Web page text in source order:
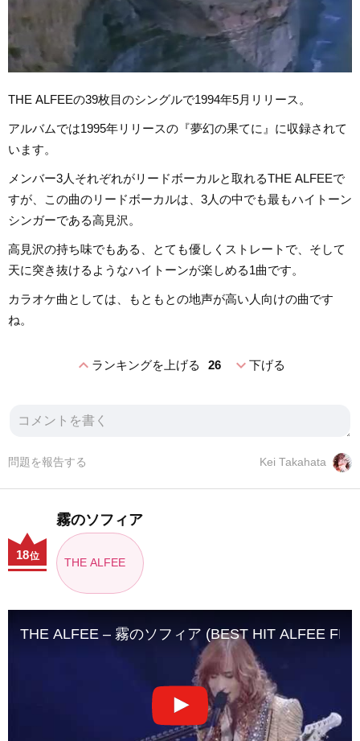
THE ALFEEの39枚目のシングルで1994年5月リリース。
アルバムでは1995年リリースの『夢幻の果てに』に収録されて
います。
メンバー3人それぞれがリードボーカルと取れるTHE ALFEEで
すが、この曲のリードボーカルは、3人の中でも最もハイトーン
シンガーである高見沢。
高見沢の持ち味でもある、とても優しくストレートで、そして
天に突き抜けるようなハイトーンが楽しめる1曲です。
カラオケ曲としては、もともとの地声が高い人向けの曲です
ね。
expand_lessランキングを上げる 26 expand_more下げる
Kei Takahata
問題を報告する
霧のソフィア
THE ALFEE
18位
THE ALFEE – 霧のソフィア (BEST HIT ALFEE